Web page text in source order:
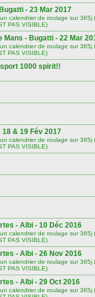
- 23 Mar 2017
calendrier de roulage sur 365j
PAS VISIBLE)
Mans - Bugatti - 22 Mar
calendrier de roulage sur 365j
PAS VISIBLE)
1000 spirit!!
18 & 19 Fév 2017
calendrier de roulage sur 365j
PAS VISIBLE)
- Albi - 10 Déc 2016
calendrier de roulage sur 365j
PAS VISIBLE)
- Albi - 26 Nov 2016
calendrier de roulage sur 365j
PAS VISIBLE)
- Albi - 29 Oct 2016
calendrier de roulage sur 365j